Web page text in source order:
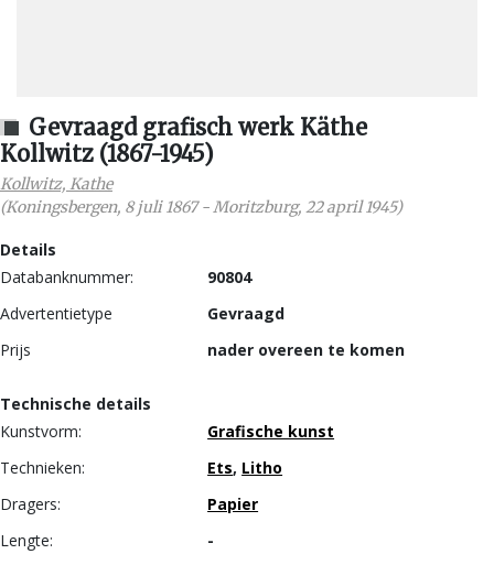
Gevraagd grafisch werk Käthe
Kollwitz (1867-1945)
Kollwitz, Kathe
(Koningsbergen, 8 juli 1867-Moritzburg, 22 april 1945)
Details
Databanknummer:
90804
Advertentietype
Gevraagd
Prijs
nader overeen te komen
Technische details
Kunstvorm:
Grafische kunst
Technieken:
Ets, Litho
Dragers:
Papier
Lengte:
-